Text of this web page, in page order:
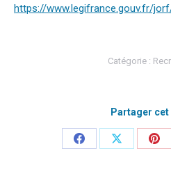
https://www.legifrance.gouv.fr/
Catégorie :
Partager
PartagerPartager